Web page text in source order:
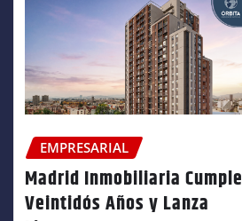
EMPRESARIAL
Madrid Inmobiliaria Cumple
Veintidós Años y Lanza